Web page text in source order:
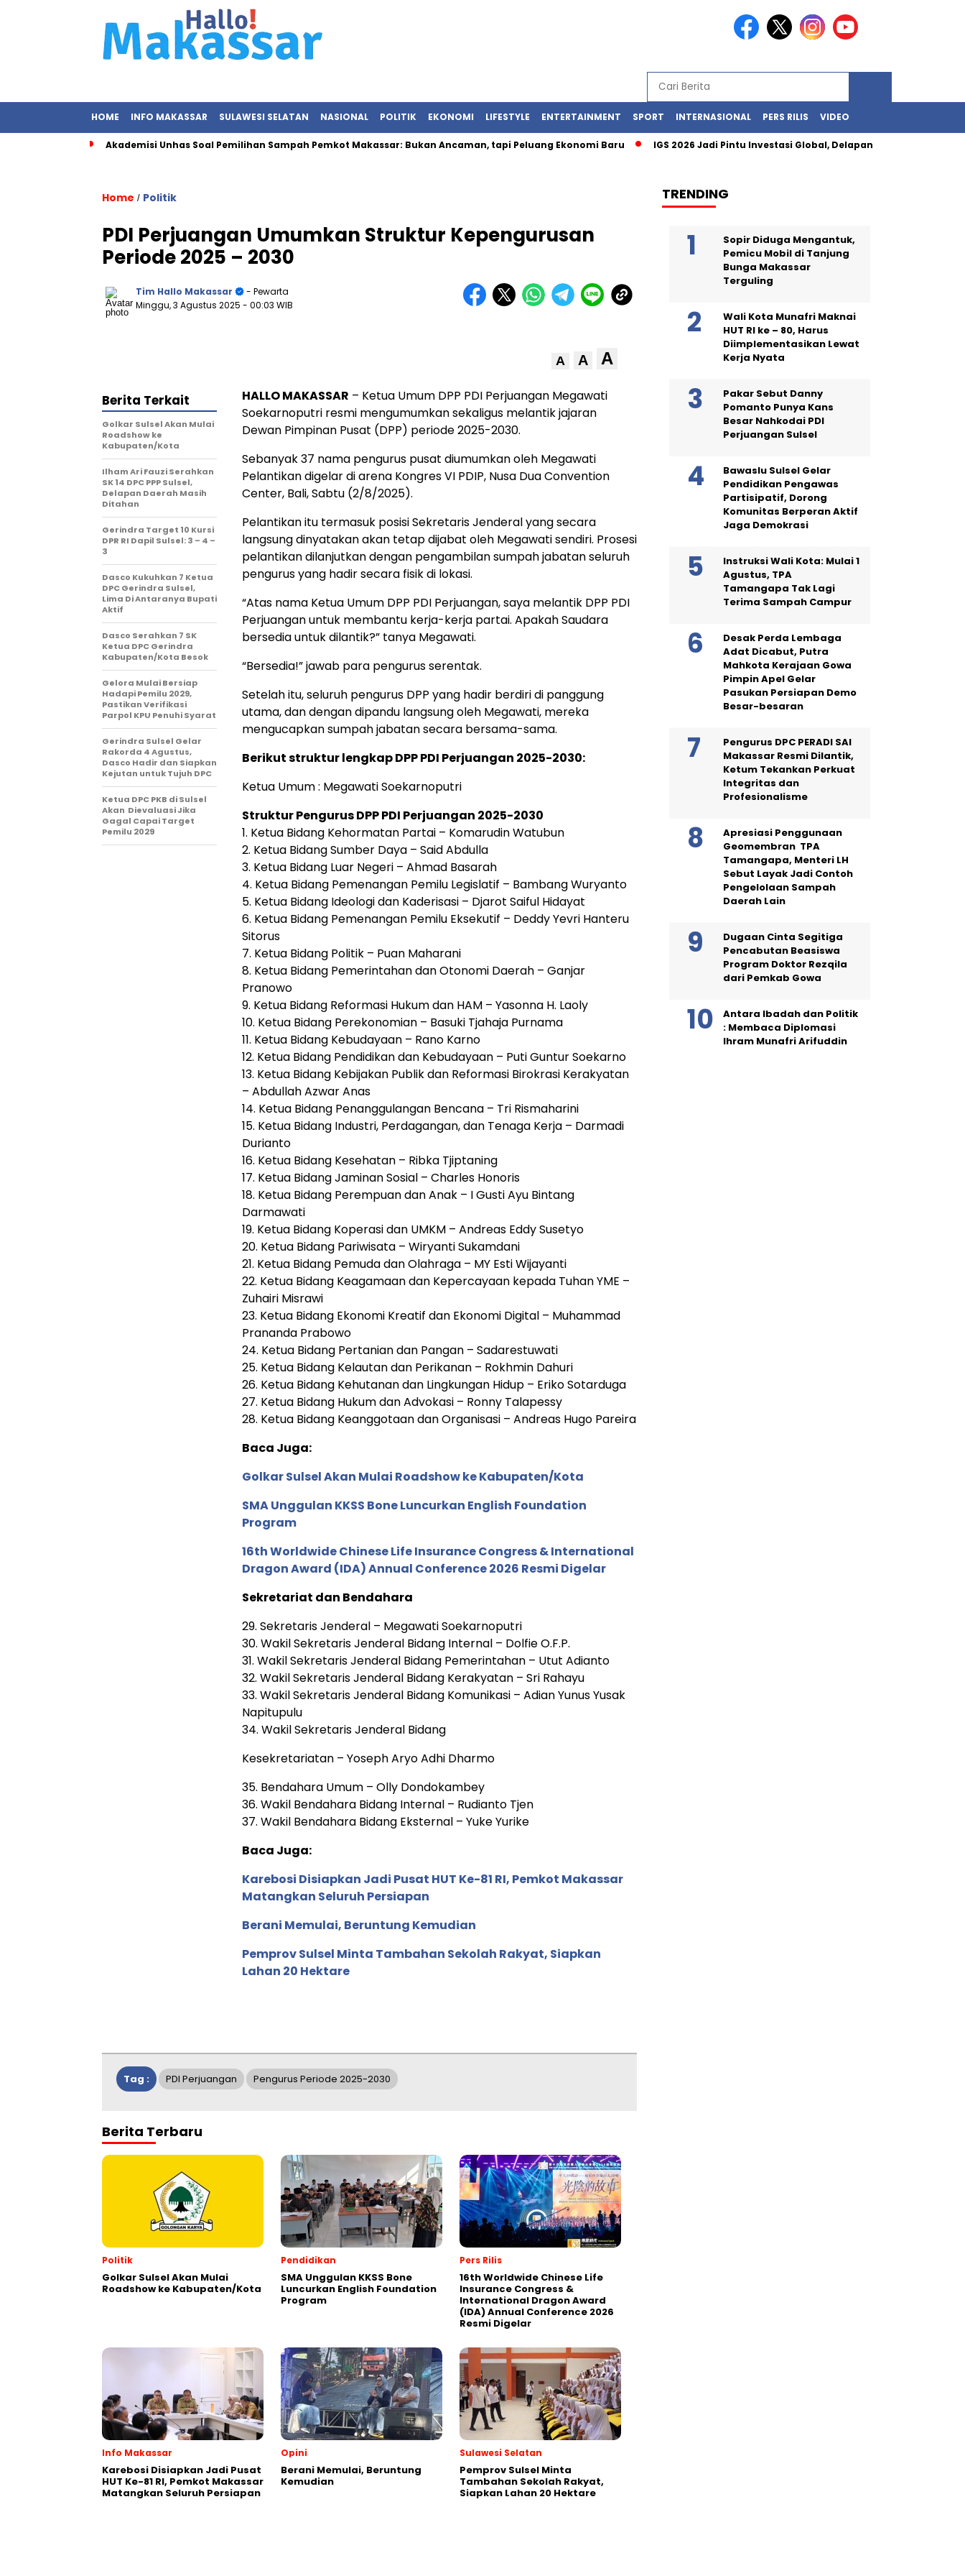
HOME INFO MAKASSAR SULAWESI SELATAN NASIONAL POLITIK EKONOMI LIFESTYLE ENTERTAINMENT SPORT INTERNASIONAL PERS RILIS VIDEO
Akademisi Unhas Soal Pemilihan Sampah Pemkot Makassar: Bukan Ancaman, tapi Peluang Ekonomi Baru IGS 2026 Jadi Pintu Investasi Global, Delapan Negara Siap
Home / Politik
PDI Perjuangan Umumkan Struktur Kepengurusan
Periode 2025 – 2030
Tim Hallo Makassar
- Pewarta
Minggu, 3 Agustus 2025 - 00:03 WIB
A A A
HALLO MAKASSAR – Ketua Umum DPP PDI Perjuangan Megawati
Soekarnoputri resmi mengumumkan sekaligus melantik jajaran
Dewan Pimpinan Pusat (DPP) periode 2025-2030.
Sebanyak 37 nama pengurus pusat diumumkan oleh Megawati
Pelantikan digelar di arena Kongres VI PDIP, Nusa Dua Convention
Center, Bali, Sabtu (2/8/2025).
Pelantikan itu termasuk posisi Sekretaris Jenderal yang secara
langsung dinyatakan akan tetap dijabat oleh Megawati sendiri. Prosesi
pelantikan dilanjutkan dengan pengambilan sumpah jabatan seluruh
pengurus yang hadir secara fisik di lokasi.
“Atas nama Ketua Umum DPP PDI Perjuangan, saya melantik DPP PDI
Perjuangan untuk membantu kerja-kerja partai. Apakah Saudara
bersedia untuk dilantik?” tanya Megawati.
“Bersedia!” jawab para pengurus serentak.
Setelah itu, seluruh pengurus DPP yang hadir berdiri di panggung
utama, dan dengan dipandu langsung oleh Megawati, mereka
mengucapkan sumpah jabatan secara bersama-sama.
Berikut struktur lengkap DPP PDI Perjuangan 2025-2030:
Ketua Umum : Megawati Soekarnoputri
Struktur Pengurus DPP PDI Perjuangan 2025-2030
1.⁠ ⁠Ketua Bidang Kehormatan Partai – Komarudin Watubun
2.⁠ ⁠Ketua Bidang Sumber Daya – Said Abdulla
3.⁠ ⁠Ketua Bidang Luar Negeri – Ahmad Basarah
4.⁠ ⁠Ketua Bidang Pemenangan Pemilu Legislatif – Bambang Wuryanto
5.⁠ ⁠Ketua Bidang Ideologi dan Kaderisasi – Djarot Saiful Hidayat
6.⁠ ⁠Ketua Bidang Pemenangan Pemilu Eksekutif – Deddy Yevri Hanteru
Sitorus
7.⁠ ⁠Ketua Bidang Politik – Puan Maharani
8.⁠ ⁠Ketua Bidang Pemerintahan dan Otonomi Daerah – Ganjar
Pranowo
9.⁠ ⁠Ketua Bidang Reformasi Hukum dan HAM – Yasonna H. Laoly
10.⁠ ⁠Ketua Bidang Perekonomian – Basuki Tjahaja Purnama
11.⁠ ⁠Ketua Bidang Kebudayaan – Rano Karno
12.⁠ ⁠Ketua Bidang Pendidikan dan Kebudayaan – Puti Guntur Soekarno
13.⁠ ⁠Ketua Bidang Kebijakan Publik dan Reformasi Birokrasi Kerakyatan
– Abdullah Azwar Anas
14.⁠ ⁠Ketua Bidang Penanggulangan Bencana – Tri Rismaharini
15.⁠ ⁠Ketua Bidang Industri, Perdagangan, dan Tenaga Kerja – Darmadi
Durianto
16.⁠ ⁠Ketua Bidang Kesehatan – Ribka Tjiptaning
17.⁠ ⁠Ketua Bidang Jaminan Sosial – Charles Honoris
18.⁠ ⁠Ketua Bidang Perempuan dan Anak – I Gusti Ayu Bintang
Darmawati
19.⁠ ⁠Ketua Bidang Koperasi dan UMKM – Andreas Eddy Susetyo
20.⁠ ⁠Ketua Bidang Pariwisata – Wiryanti Sukamdani
21.⁠ ⁠Ketua Bidang Pemuda dan Olahraga – MY Esti Wijayanti
22.⁠ ⁠Ketua Bidang Keagamaan dan Kepercayaan kepada Tuhan YME –
Zuhairi Misrawi
23.⁠ ⁠Ketua Bidang Ekonomi Kreatif dan Ekonomi Digital – Muhammad
Prananda Prabowo
24.⁠ ⁠Ketua Bidang Pertanian dan Pangan – Sadarestuwati
25.⁠ ⁠Ketua Bidang Kelautan dan Perikanan – Rokhmin Dahuri
26.⁠ ⁠Ketua Bidang Kehutanan dan Lingkungan Hidup – Eriko Sotarduga
27.⁠ ⁠Ketua Bidang Hukum dan Advokasi – Ronny Talapessy
28.⁠ ⁠Ketua Bidang Keanggotaan dan Organisasi – Andreas Hugo Pareira
Baca Juga:
Golkar Sulsel Akan Mulai Roadshow ke Kabupaten/Kota
SMA Unggulan KKSS Bone Luncurkan English Foundation
Program
16th Worldwide Chinese Life Insurance Congress & International
Dragon Award (IDA) Annual Conference 2026 Resmi Digelar
Sekretariat dan Bendahara
29.⁠ ⁠Sekretaris Jenderal – Megawati Soekarnoputri
30.⁠ ⁠Wakil Sekretaris Jenderal Bidang Internal – Dolfie O.F.P.
31.⁠ ⁠Wakil Sekretaris Jenderal Bidang Pemerintahan – Utut Adianto
32.⁠ ⁠Wakil Sekretaris Jenderal Bidang Kerakyatan – Sri Rahayu
33.⁠ ⁠Wakil Sekretaris Jenderal Bidang Komunikasi – Adian Yunus Yusak
Napitupulu
34.⁠ ⁠Wakil Sekretaris Jenderal Bidang
Kesekretariatan – Yoseph Aryo Adhi Dharmo
35.⁠ ⁠Bendahara Umum – Olly Dondokambey
36.⁠ ⁠Wakil Bendahara Bidang Internal – Rudianto Tjen
37.⁠ ⁠Wakil Bendahara Bidang Eksternal – Yuke Yurike
Baca Juga:
Karebosi Disiapkan Jadi Pusat HUT Ke-81 RI, Pemkot Makassar
Matangkan Seluruh Persiapan
Berani Memulai, Beruntung Kemudian
Pemprov Sulsel Minta Tambahan Sekolah Rakyat, Siapkan
Lahan 20 Hektare
Berita Terkait
Golkar Sulsel Akan Mulai
Roadshow ke
Kabupaten/Kota
Ilham Ari Fauzi Serahkan
SK 14 DPC PPP Sulsel,
Delapan Daerah Masih
Ditahan
Gerindra Target 10 Kursi
DPR RI Dapil Sulsel: 3 – 4 –
3
Dasco Kukuhkan 7 Ketua
DPC Gerindra Sulsel,
Lima Di Antaranya Bupati
Aktif
Dasco Serahkan 7 SK
Ketua DPC Gerindra
Kabupaten/Kota Besok
Gelora Mulai Bersiap
Hadapi Pemilu 2029,
Pastikan Verifikasi
Parpol KPU Penuhi Syarat
Gerindra Sulsel Gelar
Rakorda 4 Agustus,
Dasco Hadir dan Siapkan
Kejutan untuk Tujuh DPC
Ketua DPC PKB di Sulsel
Akan Dievaluasi Jika
Gagal Capai Target
Pemilu 2029
Tag : PDI Perjuangan Pengurus Periode 2025-2030
Berita Terbaru
Politik
Golkar Sulsel Akan Mulai
Roadshow ke Kabupaten/Kota
Pendidikan
SMA Unggulan KKSS Bone
Luncurkan English Foundation
Program
Pers Rilis
16th Worldwide Chinese Life
Insurance Congress &
International Dragon Award
(IDA) Annual Conference 2026
Resmi Digelar
Info Makassar
Karebosi Disiapkan Jadi Pusat
HUT Ke-81 RI, Pemkot Makassar
Matangkan Seluruh Persiapan
Opini
Berani Memulai, Beruntung
Kemudian
Sulawesi Selatan
Pemprov Sulsel Minta
Tambahan Sekolah Rakyat,
Siapkan Lahan 20 Hektare
TRENDING
Sopir Diduga Mengantuk,
Pemicu Mobil di Tanjung
Bunga Makassar
Terguling
Wali Kota Munafri Maknai
HUT RI ke – 80, Harus
Diimplementasikan Lewat
Kerja Nyata
Pakar Sebut Danny
Pomanto Punya Kans
Besar Nahkodai PDI
Perjuangan Sulsel
Bawaslu Sulsel Gelar
Pendidikan Pengawas
Partisipatif, Dorong
Komunitas Berperan Aktif
Jaga Demokrasi
Instruksi Wali Kota: Mulai 1
Agustus, TPA
Tamangapa Tak Lagi
Terima Sampah Campur
Desak Perda Lembaga
Adat Dicabut, Putra
Mahkota Kerajaan Gowa
Pimpin Apel Gelar
Pasukan Persiapan Demo
Besar-besaran
Pengurus DPC PERADI SAI
Makassar Resmi Dilantik,
Ketum Tekankan Perkuat
Integritas dan
Profesionalisme
Apresiasi Penggunaan
Geomembran TPA
Tamangapa, Menteri LH
Sebut Layak Jadi Contoh
Pengelolaan Sampah
Daerah Lain
Dugaan Cinta Segitiga
Pencabutan Beasiswa
Program Doktor Rezqila
dari Pemkab Gowa
Antara Ibadah dan Politik
: Membaca Diplomasi
Ihram Munafri Arifuddin